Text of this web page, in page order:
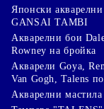
Японски
GANSAI TAMBI
Акварелни бои
Rowney на бройка
Акварели Goya,
Van Gogh, Talens
Акварелни мастила